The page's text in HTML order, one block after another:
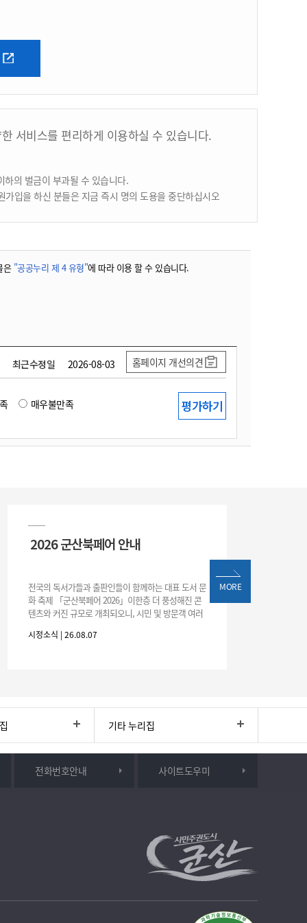
서비스를 편리하게 이용하실 수 있습니다.
의 벌금이 부과될 수 있습니다.
입을 하신 분들은 지금 즉시 명의 도용을 중단하십시오
은 "공공누리 제 4 유형"에 따라 이용 할 수 있습니다.
최근수정일 2026-08-03 홈페이지 개선의견
매우불만족
2026 군산북페어 안내
전국의 독서가들과 출판인들이 함께하는 대표 도서 문
화 축제 「군산북페어 2026」이한층 더 풍성해진 콘
텐츠와 커진 규모로 개최되오니, 시민 및 방문객 여러
간: 2026. 8. 28.
시정소식 | 26.08.07
MORE
기타 누리집
전화번호안내 사이트도우미